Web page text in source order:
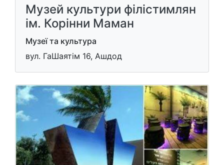
Музей культури філістимлян
ім. Корінни Маман
Музеї та культура
вул. ГаШаятім 16, Ашдод